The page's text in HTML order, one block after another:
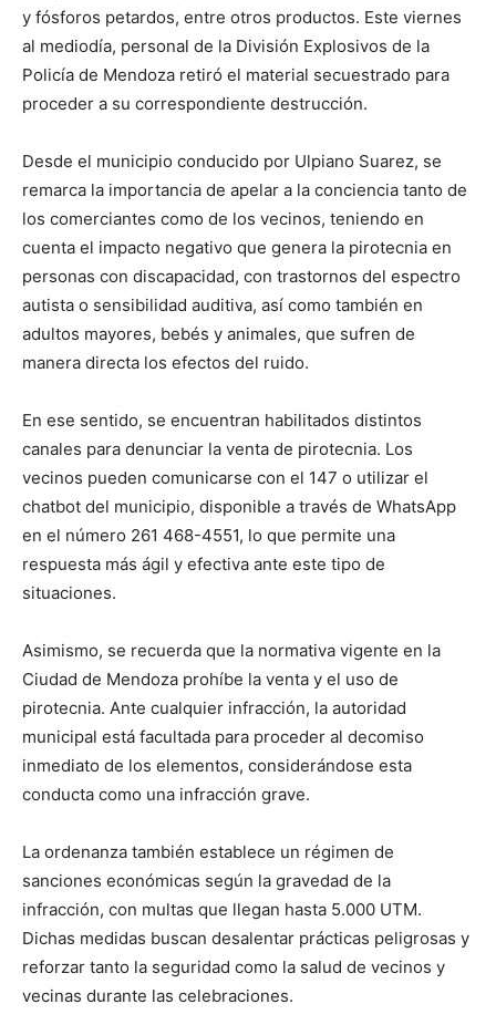
y fósforos petardos, entre otros productos. Este viernes
al mediodía, personal de la División Explosivos de la
Policía de Mendoza retiró el material secuestrado para
proceder a su correspondiente destrucción.
Desde el municipio conducido por Ulpiano Suarez, se
remarca la importancia de apelar a la conciencia tanto de
los comerciantes como de los vecinos, teniendo en
cuenta el impacto negativo que genera la pirotecnia en
personas con discapacidad, con trastornos del espectro
autista o sensibilidad auditiva, así como también en
adultos mayores, bebés y animales, que sufren de
manera directa los efectos del ruido.
En ese sentido, se encuentran habilitados distintos
canales para denunciar la venta de pirotecnia. Los
vecinos pueden comunicarse con el 147 o utilizar el
chatbot del municipio, disponible a través de WhatsApp
en el número 261 468-4551, lo que permite una
respuesta más ágil y efectiva ante este tipo de
situaciones.
Asimismo, se recuerda que la normativa vigente en la
Ciudad de Mendoza prohíbe la venta y el uso de
pirotecnia. Ante cualquier infracción, la autoridad
municipal está facultada para proceder al decomiso
inmediato de los elementos, considerándose esta
conducta como una infracción grave.
La ordenanza también establece un régimen de
sanciones económicas según la gravedad de la
infracción, con multas que llegan hasta 5.000 UTM.
Dichas medidas buscan desalentar prácticas peligrosas y
reforzar tanto la seguridad como la salud de vecinos y
vecinas durante las celebraciones.